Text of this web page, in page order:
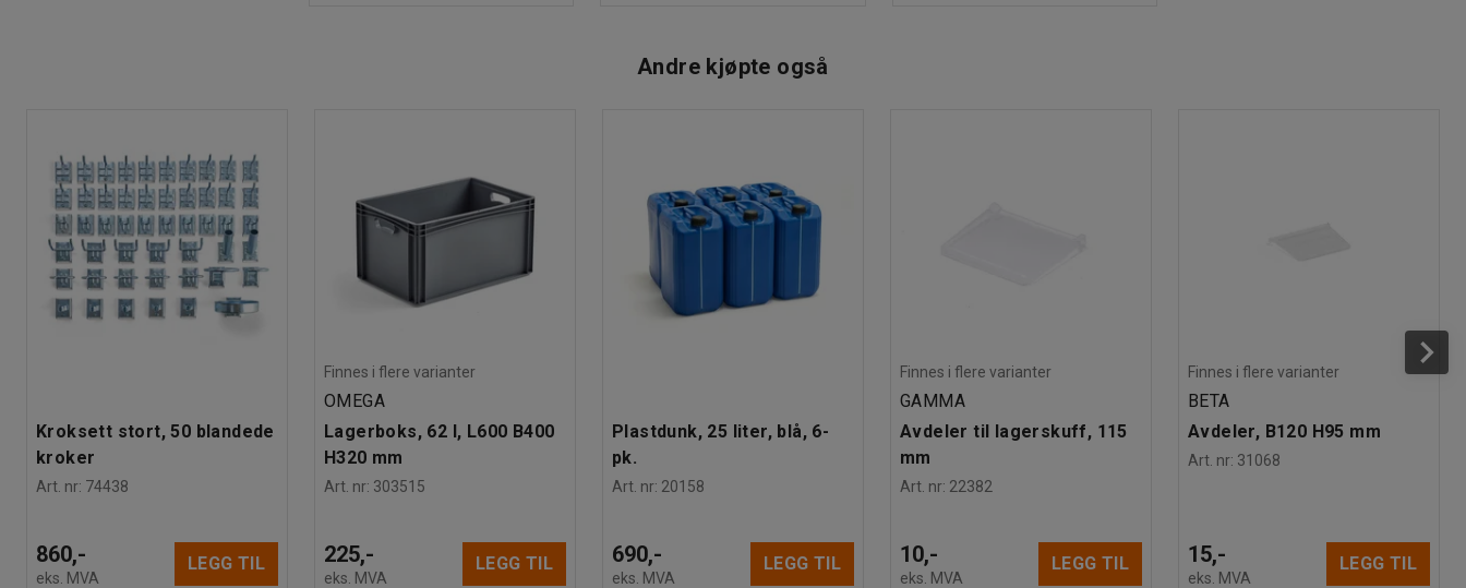
Andre kjøpte også
Kroksett stort, 50 blandede
kroker
Art. nr: 74438
860,-
eks. MVA
LEGG TIL
Finnes i flere varianter
OMEGA
Lagerboks, 62 l, L600 B400
H320 mm
Art. nr: 303515
225,-
eks. MVA
LEGG TIL
Plastdunk, 25 liter, blå, 6-
pk.
Art. nr: 20158
690,-
eks. MVA
LEGG TIL
Finnes i flere varianter
GAMMA
Avdeler til lagerskuff, 115
mm
Art. nr: 22382
10,-
eks. MVA
LEGG TIL
Finnes i flere varianter
BETA
Avdeler, B120 H95 mm
Art. nr: 31068
15,-
eks. MVA
LEGG TIL